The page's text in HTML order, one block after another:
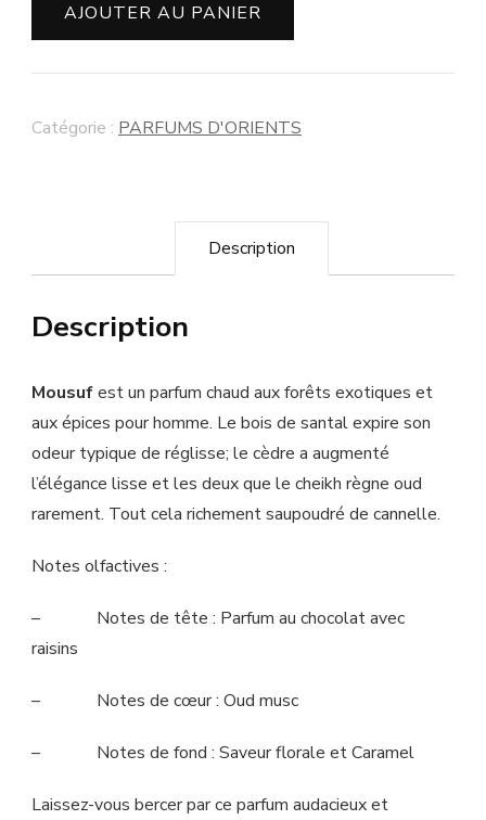
AJOUTER AU PANIER
Catégorie : PARFUMS D'ORIENTS
Description
Description
Mousufest un parfum chaud aux forêts exotiques et
aux épices pour homme. Le bois de santal expire son
odeur typique de réglisse; le cèdre a augmenté
l’élégance lisse et les deux que le cheikh règne oud
rarement. Tout cela richement saupoudré de cannelle.
Notes olfactives :
– Notes de tête : Parfum au chocolat avec
raisins
– Notes de cœur : Oud musc
– Notes de fond : Saveur florale et Caramel
Laissez-vous bercer par ce parfum audacieux et